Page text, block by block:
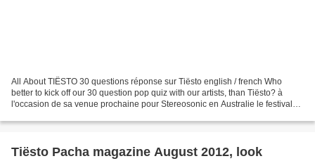
All About TIËSTO 30 questions réponse sur Tiësto english / french Who
better to kick off our 30 question pop quiz with our artists, than Tiësto? à
l'occasion de sa venue prochaine pour Stereosonic en Australie le festivale
Tiësto Pacha magazine August 2012, look